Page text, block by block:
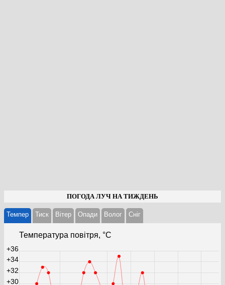
ПОГОДА ЛУЧ НА ТИЖДЕНЬ
Темпер Тиск Вітер Опади Волог Cніг
Температура повітря, °С
+30
+32
+34
+36